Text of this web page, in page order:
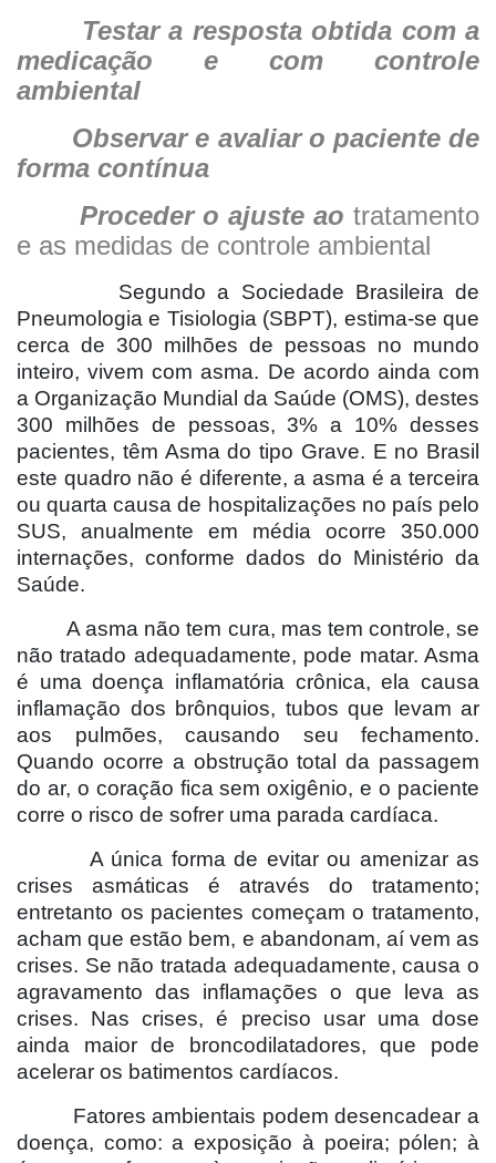
Testar a resposta obtida com a
medicação e com controle
ambiental
Observar e avaliar o paciente de
forma contínua
Proceder o ajuste ao tratamento
e as medidas de controle ambiental
Segundo a Sociedade Brasileira de
Pneumologia e Tisiologia (SBPT), estima-se que
cerca de 300 milhões de pessoas no mundo
inteiro, vivem com asma. De acordo ainda com
a Organização Mundial da Saúde (OMS), destes
300 milhões de pessoas, 3% a 10% desses
pacientes, têm Asma do tipo Grave. E no Brasil
este quadro não é diferente, a asma é a terceira
ou quarta causa de hospitalizações no país pelo
SUS, anualmente em média ocorre 350.000
internações, conforme dados do Ministério da
Saúde.
A asma não tem cura, mas tem controle, se
não tratado adequadamente, pode matar. Asma
é uma doença inflamatória crônica, ela causa
inflamação dos brônquios, tubos que levam ar
aos pulmões, causando seu fechamento.
Quando ocorre a obstrução total da passagem
do ar, o coração fica sem oxigênio, e o paciente
corre o risco de sofrer uma parada cardíaca.
A única forma de evitar ou amenizar as
crises asmáticas é através do tratamento;
entretanto os pacientes começam o tratamento,
acham que estão bem, e abandonam, aí vem as
crises. Se não tratada adequadamente, causa o
agravamento das inflamações o que leva as
crises. Nas crises, é preciso usar uma dose
ainda maior de broncodilatadores, que pode
acelerar os batimentos cardíacos.
Fatores ambientais podem desencadear a
doença, como: a exposição à poeira; pólen; à